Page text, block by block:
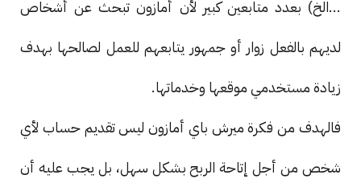
...الخ) بعدد متابعين كبير لأن أمازون تبحث عن أشخاص
لديهم بالفعل زوار أو جمهور يتابعهم للعمل لصالحها بهدف
زيادة مستخدمي موقعها وخدماتها.
فالهدف من فكرة ميرش باي أمازون ليس تقديم حساب لأي
شخص من أجل إتاحة الربح بشكل سهل، بل يجب عليه أن